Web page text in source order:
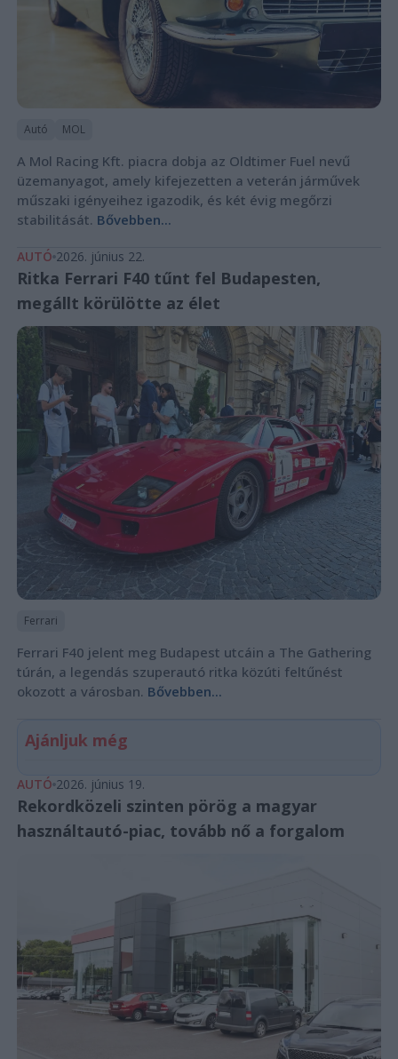
Autó MOL
A Mol Racing Kft. piacra dobja az Oldtimer Fuel nevű
üzemanyagot, amely kifejezetten a veterán járművek
műszaki igényeihez igazodik, és két évig megőrzi
stabilitását. Bővebben...
AUTÓ 2026. június 22.
Ritka Ferrari F40 tűnt fel Budapesten,
megállt körülötte az élet
Ferrari
Ferrari F40 jelent meg Budapest utcáin a The Gathering
túrán, a legendás szuperautó ritka közúti feltűnést
okozott a városban. Bővebben...
Ajánljuk még
AUTÓ 2026. június 19.
Rekordközeli szinten pörög a magyar
használtautó-piac, tovább nő a forgalom